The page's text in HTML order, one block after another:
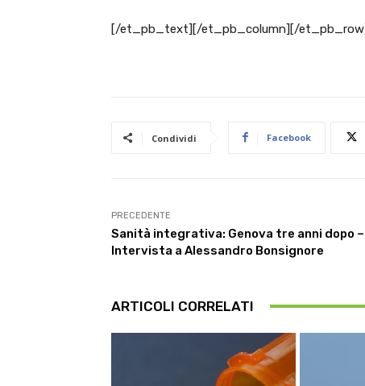
[/et_pb_text][/et_pb_column][/
Condividi Facebook
PRECEDENTE
Sanità integrativa: Genova tre anni dopo –
Intervista a Alessandro Bonsignore
ARTICOLI CORRELATI